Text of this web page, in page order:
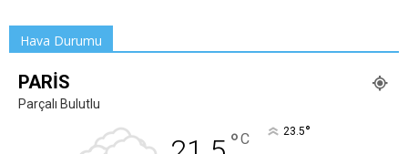
Hava Durumu
PARIS
Parçalı Bulutlu
°C 23.5°